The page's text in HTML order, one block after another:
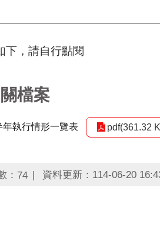
下，請自行點閱
檔案
年執行情形一覽表 pdf(361.32
： 74 資料更新：114-06-20